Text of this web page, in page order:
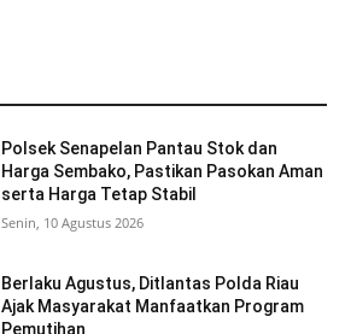
Polsek Senapelan Pantau Stok dan
Harga Sembako, Pastikan Pasokan Aman
serta Harga Tetap Stabil
Senin, 10 Agustus 2026
Berlaku Agustus, Ditlantas Polda Riau
Ajak Masyarakat Manfaatkan Program
Pemutihan